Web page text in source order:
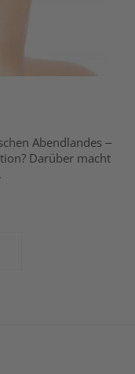
Abendlandes –
Darüber macht